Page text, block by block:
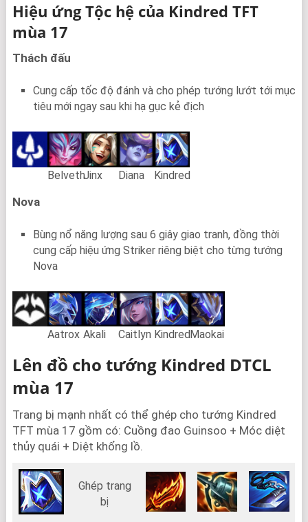
Hiệu ứng Tộc hệ của Kindred TFT
mùa 17
Thách đấu
Cung cấp tốc độ đánh và cho phép tướng lướt tới mục
tiêu mới ngay sau khi hạ gục kẻ địch
BelvethJinx Diana Kindred
Nova
Bùng nổ năng lượng sau 6 giây giao tranh, đồng thời
cung cấp hiệu ứng Striker riêng biệt cho từng tướng
Nova
Aatrox Akali Caitlyn Kindred Maokai
Lên đồ cho tướng Kindred DTCL
mùa 17
Trang bị mạnh nhất có thể ghép cho tướng Kindred
TFT mùa 17 gồm có: Cuồng đao Guinsoo + Móc diệt
thủy quái + Diệt khổng lồ.
Ghép trang
bị